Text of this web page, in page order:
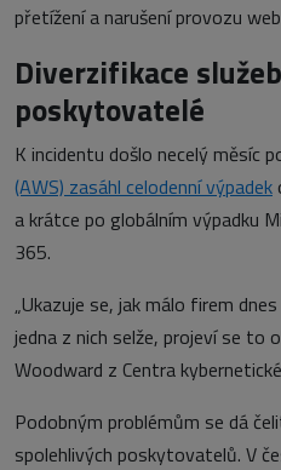
přetížení a narušení provozu
Diverzifikace
poskytovatelé
K incidentu došlo necelý měsíc
(AWS) zasáhl celodenní výpadek
a krátce po globálním výpadku
365.
„Ukazuje se, jak málo firem
jedna z nich selže, projeví se to
Woodward z Centra
Podobným problémům se dá
spolehlivých poskytovatelů. V